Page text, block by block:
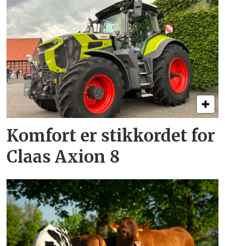
Komfort er stikkordet for
Claas Axion 8